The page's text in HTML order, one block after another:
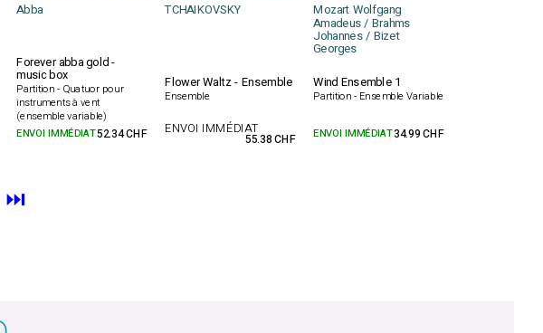
Abba TCHAIKOVSKY Mozart Wolfgang
Amadeus / Brahms
Johannes / Bizet
Georges
Forever abba gold -
music box
Partition - Quatuor pour
instruments à vent
(ensemble variable)
Flower Waltz - Ensemble
Ensemble
Wind Ensemble 1
Partition - Ensemble Variable
ENVOI IMMÉDIAT52.34 CHF ENVOI IMMÉDIAT
55.38 CHF ENVOI IMMÉDIAT34.99 CHF
⏭️